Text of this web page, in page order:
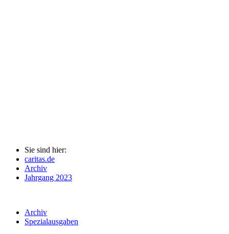
Sie sind hier:
caritas.de
Archiv
Jahrgang 2023
Archiv
Spezialausgaben